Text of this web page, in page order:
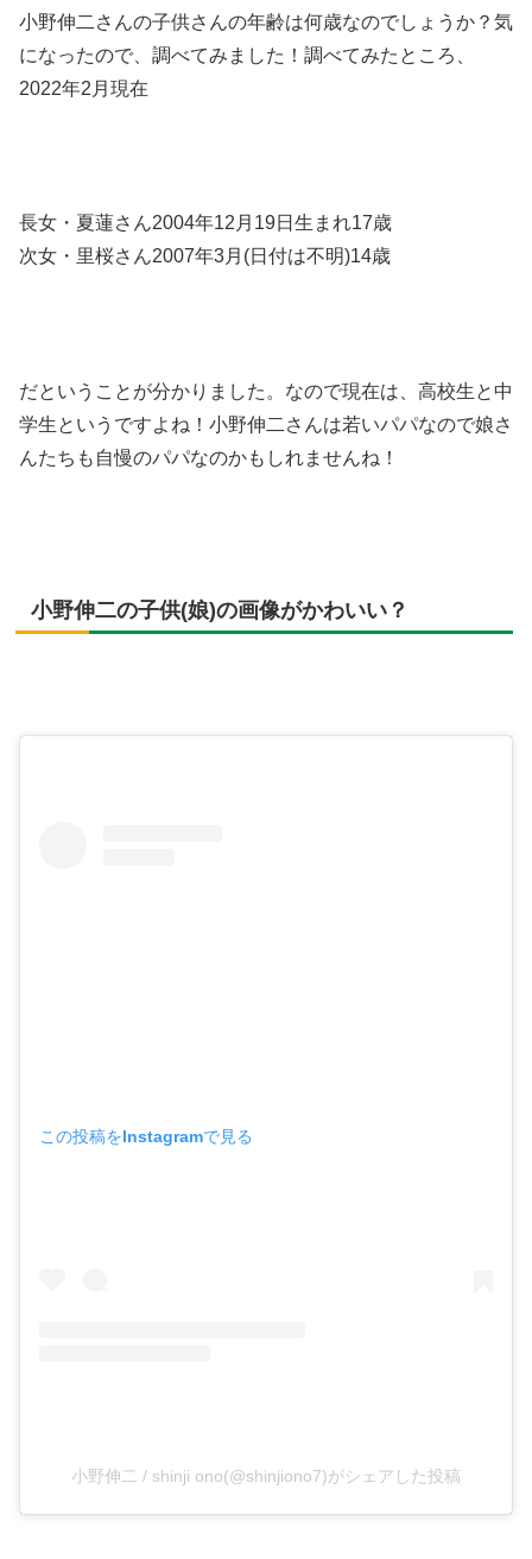
小野伸二さんの子供さんの年齢は何歳なのでしょうか？気
になったので、調べてみました！調べてみたところ、
2022年2月現在
長女・夏蓮さん2004年12月19日生まれ17歳
次女・里桜さん2007年3月(日付は不明)14歳
だということが分かりました。なので現在は、高校生と中
学生というですよね！小野伸二さんは若いパパなので娘さ
んたちも自慢のパパなのかもしれませんね！
小野伸二の子供(娘)の画像がかわいい？
この投稿をInstagramで見る
小野伸二 / shinji ono(@shinjiono7)がシェアした投稿